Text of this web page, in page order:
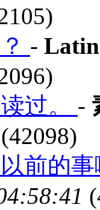
-
过。 -
(42098)
前的